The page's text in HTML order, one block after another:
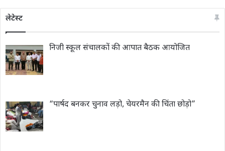
लेटेस्ट
निजी स्कूल संचालकों की आपात बैठक आयोजित
“पार्षद बनकर चुनाव लड़ो, चेयरमैन की चिंता छोड़ो”